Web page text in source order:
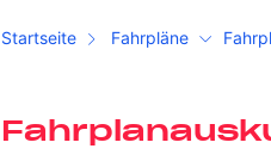
Startseite Fahrpläne